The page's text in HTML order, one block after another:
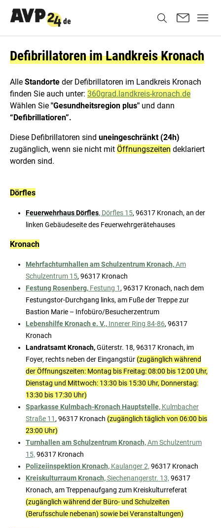
Defibrillatoren im Landkreis Kronach
Alle Standorte der Defibrillatoren im Landkreis Kronach
finden Sie auch unter: 360grad.landkreis-kronach.de
Wählen Sie "Gesundheitsregion plus" und dann
“Defibrillatioren”.
Diese Defibrillatoren sind uneingeschränkt (24h)
zugänglich, wenn sie nicht mit Öffnungszeiten deklariert
worden sind.
Dörfles
Feuerwehrhaus Dörfles, Dörfles 15, 96317 Kronach, an der
linken Gebäudeseite des Feuerwehrgerätehauses
Kronach
Mehrfachturnhallen am Schulzentrum Kronach,Am
Schulzentrum 15, 96317 Kronach
Festung Rosenberg, Festung 1 , 96317 Kronach, nach dem
Festungstor-Durchgang links, am Fuße der Treppe zur
Bastion Marie – Infobüro/Besucherzentrum
Lebenshilfe Kronach e. V., Innerer Ring 84-86, 96317
Kronach
Landratsamt Kronach,Güterstr. 18, 96317 Kronach, im
Foyer, rechts neben der Eingangstür (zugänglich während
der Öffnungszeiten: Montag bis Freitag: 08:00 bis 12:00 Uhr,
Dienstag und Mittwoch: 13:30 bis 15:30 Uhr, Donnerstag:
13:30 bis 17:30 Uhr)
Sparkasse Kulmbach-Kronach Hauptstelle, Kulmbacher
Straße 11 , 96317 Kronach (zugänglich täglich von 06:00 bis
23:00 Uhr)
Turnhallen am Schulzentrum Kronach,Am Schulzentrum
15, 96317 Kronach
Polizeiinspektion Kronach, Kaulanger 2, 96317 Kronach
Kreiskulturraum Kronach,Siechenangerstr. 13, 96317
Kronach, am Treppenaufgang zum Kreiskulturreferat
(zugänglich während der Büro- und Schulzeiten
(Berufsschule nebenan) sowie bei Veranstaltungen)